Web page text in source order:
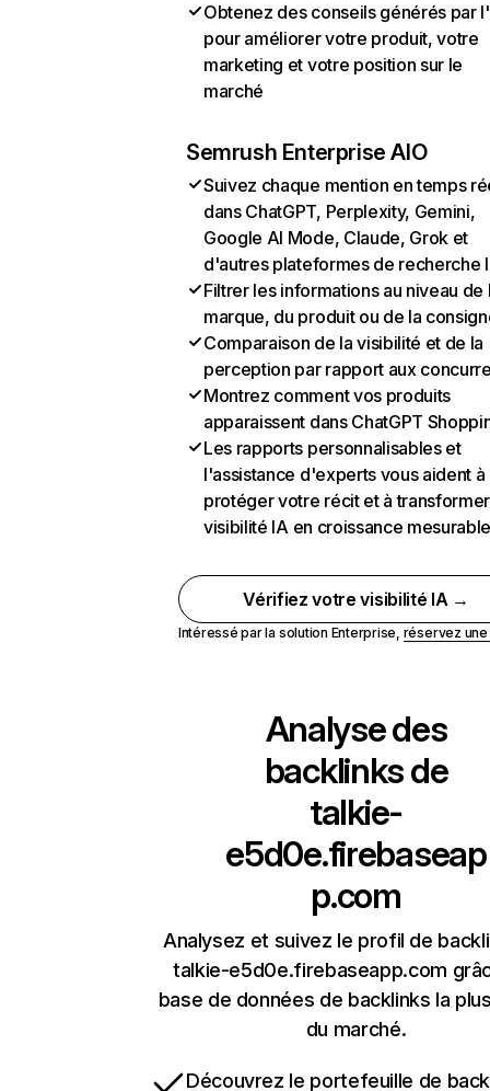
Obtenez des conseils générés par
pour améliorer votre produit, votre
marketing et votre position sur le
marché
Semrush Enterprise AIO
Suivez chaque mention en temps
dans ChatGPT, Perplexity, Gemini,
Google AI Mode, Claude, Grok et
d'autres plateformes de recherche
Filtrer les informations au niveau de
marque, du produit ou de la
Comparaison de la visibilité et de la
perception par rapport aux
Montrez comment vos produits
apparaissent dans ChatGPT
Les rapports personnalisables et
l'assistance d'experts vous aident à
protéger votre récit et à
visibilité IA en croissance
Vérifiez votre visibilité IA →
Intéressé par la solution Enterprise, réservez
Analyse des
backlinks de
talkie-
e5d0e.firebaseap
p.com
Analysez et suivez le profil de
talkie-e5d0e.firebaseapp.com
base de données de backlinks la
du marché.
Découvrez le portefeuille de